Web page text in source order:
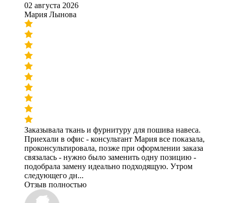
02 августа 2026
Мария Лынова
Заказывала ткань и фурнитуру для пошива навеса.
Приехали в офис - консультант Мария все показала,
проконсультировала, позже при оформлении заказа
связалась - нужно было заменить одну позицию -
подобрала замену идеально подходящую. Утром
следующего дн...
Отзыв полностью